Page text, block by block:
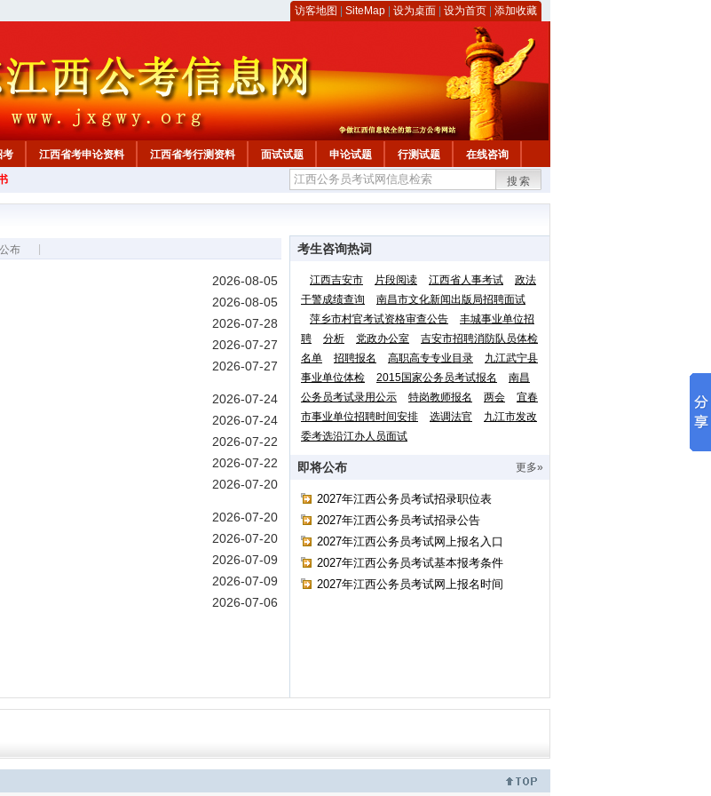
访客地图 SiteMap 设为桌面 设为首页 添加收藏
考 江西省考申论资料 江西省考行测资料 面试试题 申论试题 行测试题 在线咨询
搜索
布
2026-08-05
2026-08-05
2026-07-28
2026-07-27
2026-07-27
2026-07-24
2026-07-24
2026-07-22
2026-07-22
2026-07-20
2026-07-20
2026-07-20
2026-07-09
2026-07-09
2026-07-06
考生咨询热词
江西吉安市 片段阅读 江西省人事考试
政法
干警成绩查询
南昌市文化新闻出版局招聘面试
萍乡市村官考试资格审查公告
丰城事业单位招
聘
分析 党政办公室
吉安市招聘消防队员体检
名单
招聘报名 高职高专专业目录
九江武宁县
事业单位体检
2015国家公务员考试报名
南昌
公务员考试录用公示
特岗教师报名 两会
宜春
市事业单位招聘时间安排
选调法官
九江市发改
委考选沿江办人员面试
即将公布 更多»
2027年江西公务员考试招录职位表
2027年江西公务员考试招录公告
2027年江西公务员考试网上报名入口
2027年江西公务员考试基本报考条件
2027年江西公务员考试网上报名时间